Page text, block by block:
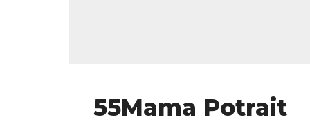
55Mama Potrait